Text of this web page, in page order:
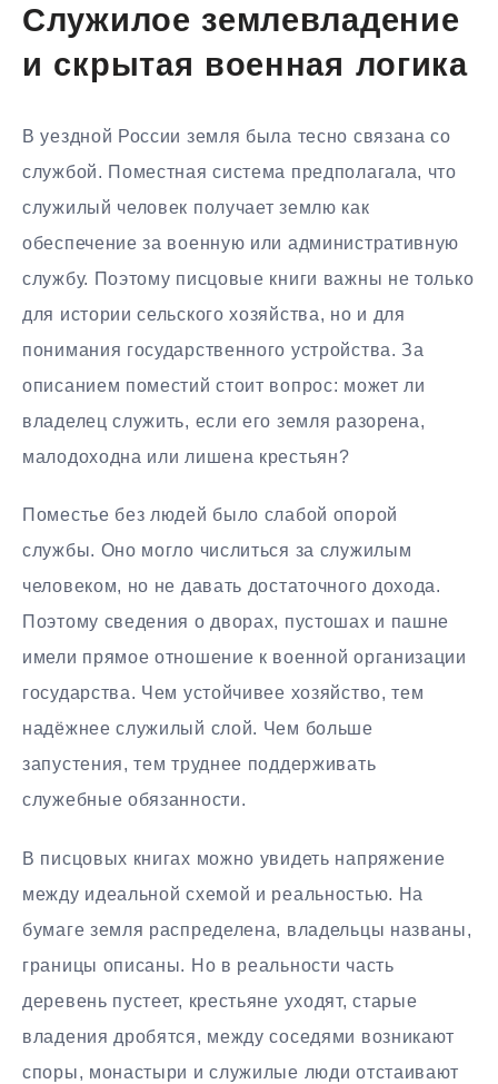
Служилое землевладение
и скрытая военная логика
В уездной России земля была тесно связана со
службой. Поместная система предполагала, что
служилый человек получает землю как
обеспечение за военную или административную
службу. Поэтому писцовые книги важны не только
для истории сельского хозяйства, но и для
понимания государственного устройства. За
описанием поместий стоит вопрос: может ли
владелец служить, если его земля разорена,
малодоходна или лишена крестьян?
Поместье без людей было слабой опорой
службы. Оно могло числиться за служилым
человеком, но не давать достаточного дохода.
Поэтому сведения о дворах, пустошах и пашне
имели прямое отношение к военной организации
государства. Чем устойчивее хозяйство, тем
надёжнее служилый слой. Чем больше
запустения, тем труднее поддерживать
служебные обязанности.
В писцовых книгах можно увидеть напряжение
между идеальной схемой и реальностью. На
бумаге земля распределена, владельцы названы,
границы описаны. Но в реальности часть
деревень пустеет, крестьяне уходят, старые
владения дробятся, между соседями возникают
споры, монастыри и служилые люди отстаивают